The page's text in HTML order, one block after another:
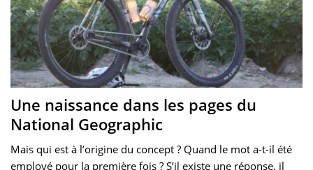
Une naissance dans les pages du
National Geographic
Mais qui est à l’origine du concept ? Quand le mot a-t-il été
employé pour la première fois ? S’il existe une réponse, il